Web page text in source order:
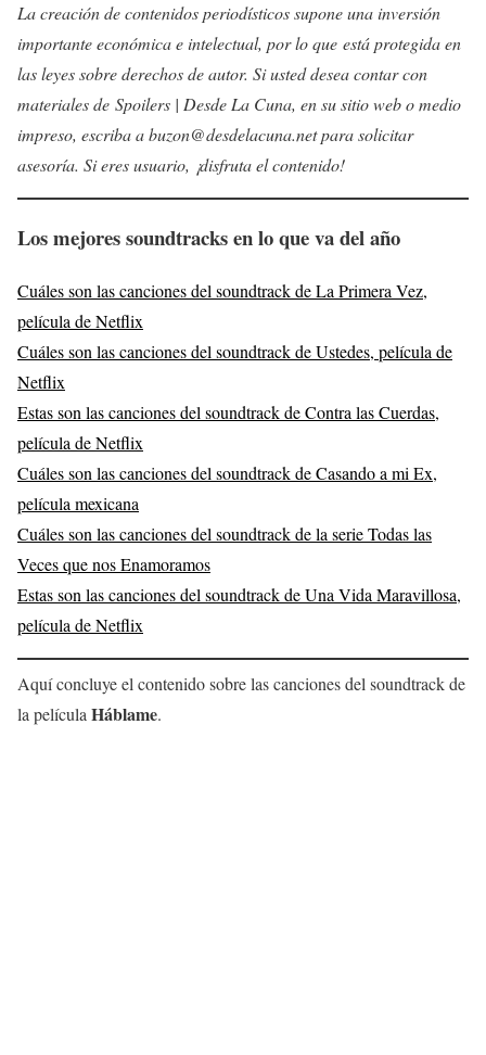
La creación de contenidos periodísticos supone una inversión
importante económica e intelectual, por lo que está protegida en
las leyes sobre derechos de autor. Si usted desea contar con
materiales de Spoilers | Desde La Cuna, en su sitio web o medio
impreso, escriba a buzon@desdelacuna.net para solicitar
asesoría. Si eres usuario, ¡disfruta el contenido!
Los mejores soundtracks en lo que va del año
Cuáles son las canciones del soundtrack de La Primera Vez,
película de Netflix
Cuáles son las canciones del soundtrack de Ustedes, película de
Netflix
Estas son las canciones del soundtrack de Contra las Cuerdas,
película de Netflix
Cuáles son las canciones del soundtrack de Casando a mi Ex,
película mexicana
Cuáles son las canciones del soundtrack de la serie Todas las
Veces que nos Enamoramos
Estas son las canciones del soundtrack de Una Vida Maravillosa,
película de Netflix
Aquí concluye el contenido sobre las canciones del soundtrack de
la película Háblame.